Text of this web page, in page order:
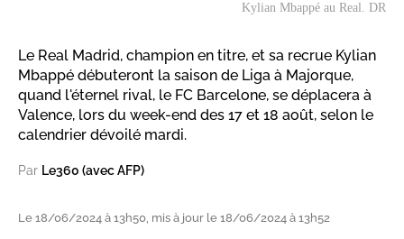
Kylian Mbappé au Real. DR
Le Real Madrid, champion en titre, et sa recrue Kylian
Mbappé débuteront la saison de Liga à Majorque,
quand l'éternel rival, le FC Barcelone, se déplacera à
Valence, lors du week-end des 17 et 18 août, selon le
calendrier dévoilé mardi.
Par Le360 (avec AFP)
Le 18/06/2024 à 13h50, mis à jour le 18/06/2024 à 13h52